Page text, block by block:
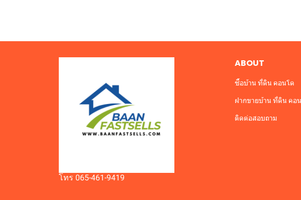
โทร 065-461-9419
ABOUT
ซื้อบ้าน ที่ดิน คอนโด
ฝากขายบ้าน ที่ดิน คอ
ติดต่อสอบถาม